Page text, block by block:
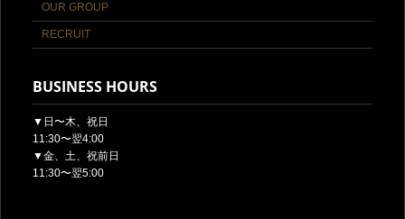
OUR GROUP
RECRUIT
BUSINESS HOURS
▼日〜木、祝日
11:30〜翌4:00
▼金、土、祝前日
11:30〜翌5:00